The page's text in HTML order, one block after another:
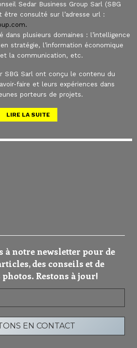
Sedar Business Group Sarl (SBG
être consulté sur l’adresse url :
dans plusieurs domaines : l’intelligence
stratégie, l’information économique
la communication, etc.
SBG Sarl ont conçu le contenu du
faire et leurs expériences dans
porteurs de projets.
LIRE LA SUITE
à notre newsletter pour de
des conseils et de
Restons à jour!